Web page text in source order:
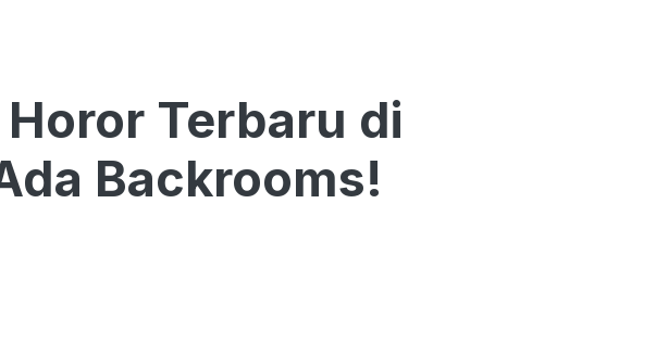
Terbaru di
Backrooms!